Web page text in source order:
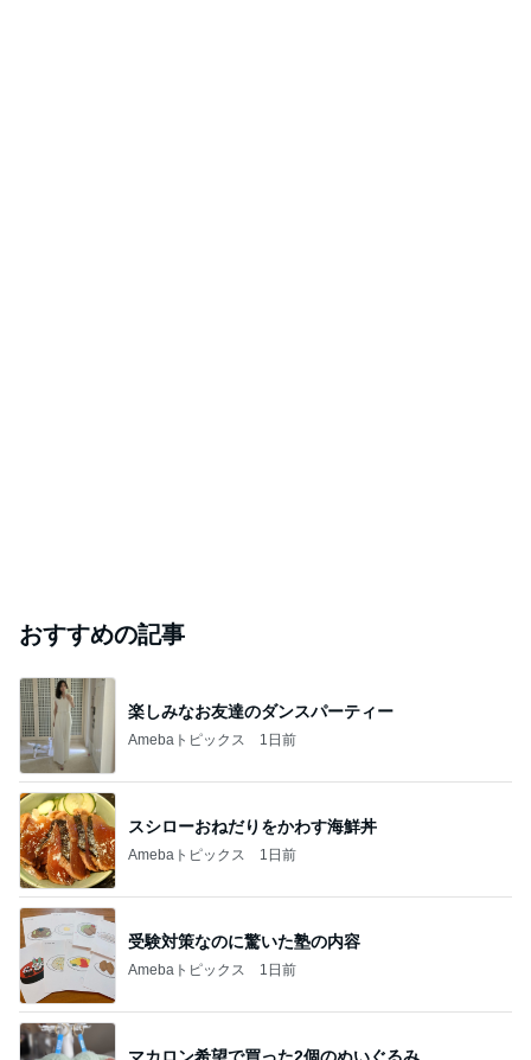
おすすめの記事
楽しみなお友達のダンスパーティー
Amebaトピックス 1日前
スシローおねだりをかわす海鮮丼
Amebaトピックス 1日前
受験対策なのに驚いた塾の内容
Amebaトピックス 1日前
マカロン希望で買った2個のぬいぐるみ